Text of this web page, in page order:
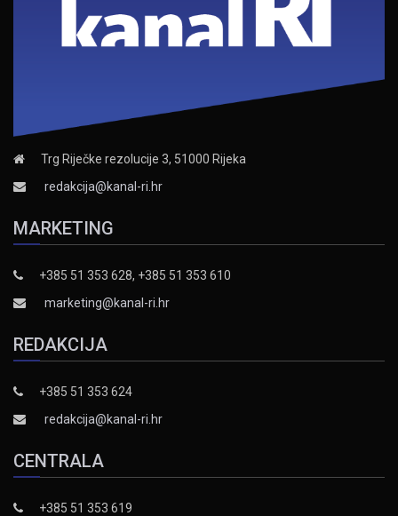
Trg Riječke rezolucije 3, 51000 Rijeka
redakcija@kanal-ri.hr
MARKETING
+385 51 353 628, +385 51 353 610
marketing@kanal-ri.hr
REDAKCIJA
+385 51 353 624
redakcija@kanal-ri.hr
CENTRALA
+385 51 353 619